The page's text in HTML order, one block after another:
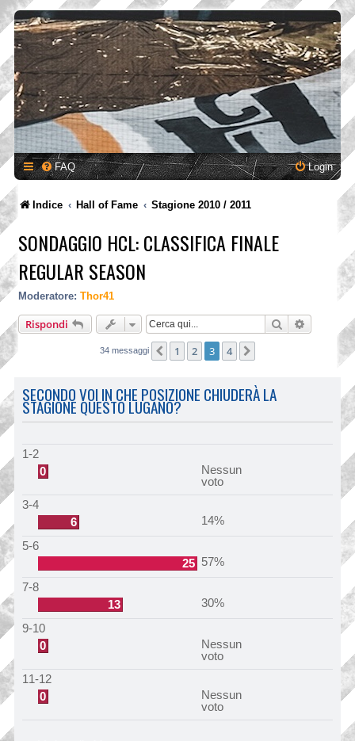
FAQ Login
Indice Hall of Fame Stagione 2010 / 2011
SONDAGGIO HCL: CLASSIFICA FINALE
REGULAR SEASON
Moderatore: Thor41
Rispondi Cerca Ricerca
34 messaggi Precedente
1 2 3 4
SECONDO VOI IN CHE POSIZIONE CHIUDERÀ LA
STAGIONE QUESTO LUGANO?
1-2
0
Nessun
voto
3-4
6
14%
5-6
25 57%
7-8
13
30%
9-10
0
Nessun
voto
11-12
0
Nessun
voto